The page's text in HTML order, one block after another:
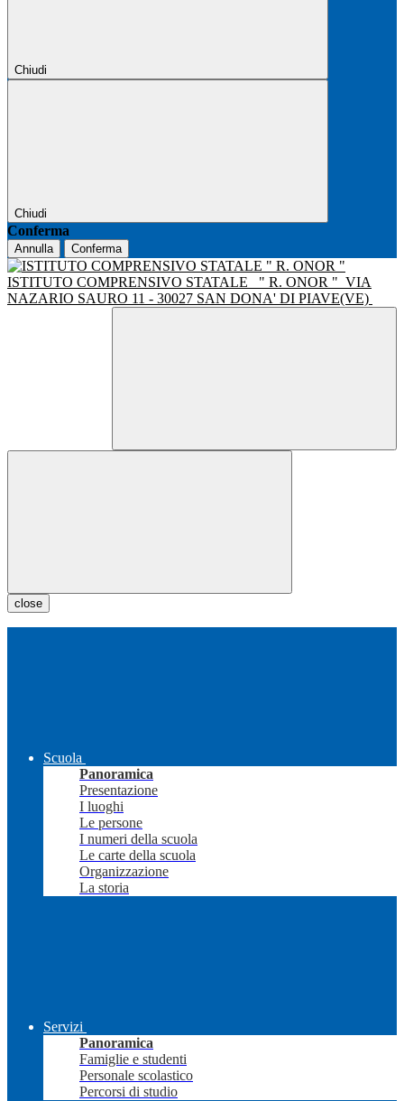
Chiudi
Chiudi
Conferma
Annulla Conferma
ISTITUTO COMPRENSIVO STATALE " R. ONOR " VIA
NAZARIO SAURO 11 - 30027 SAN DONA' DI PIAVE(VE)
close
Scuola
Panoramica
Presentazione
I luoghi
Le persone
I numeri della scuola
Le carte della scuola
Organizzazione
La storia
Servizi
Panoramica
Famiglie e studenti
Personale scolastico
Percorsi di studio